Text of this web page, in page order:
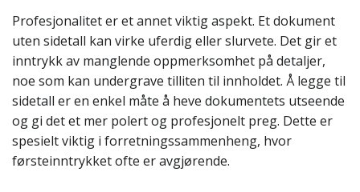
Profesjonalitet er et annet viktig aspekt. Et dokument
uten sidetall kan virke uferdig eller slurvete. Det gir et
inntrykk av manglende oppmerksomhet på detaljer,
noe som kan undergrave tilliten til innholdet. Å legge til
sidetall er en enkel måte å heve dokumentets utseende
og gi det et mer polert og profesjonelt preg. Dette er
spesielt viktig i forretningssammenheng, hvor
førsteinntrykket ofte er avgjørende.